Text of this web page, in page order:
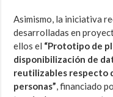
Asimismo, la iniciativa
desarrolladas en
ellos el “Prototipo de
disponibilización de
reutilizables respecto
personas”, financiado